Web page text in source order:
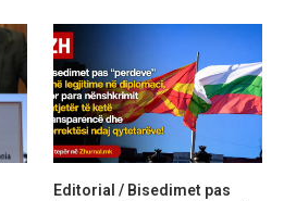
Editorial / Bisedimet pas